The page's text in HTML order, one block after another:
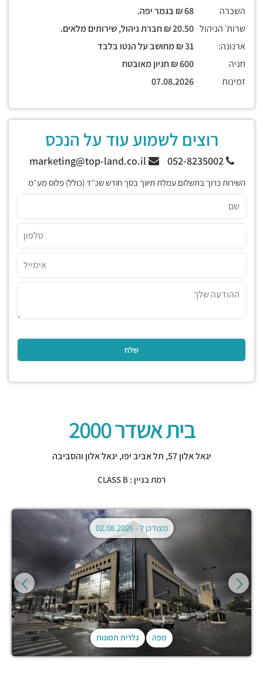
השכרה
שרות׳ הניהול
ארנונה:
חניה
זמינות
רוצים לשמוע עוד על הנכס
052-8235002
השירות כרוך בתשלום עמלת תיווך בסך חודש שכ״ד (כולל) פלוס מע״מ
בית אשדר 2000
יגאל אלון 57, תל אביב יפו, יגאל אלון והסביבה
רמת בניין : CLASS B
מפה גלרית תמונות
מצודכן ל -02.08.2026